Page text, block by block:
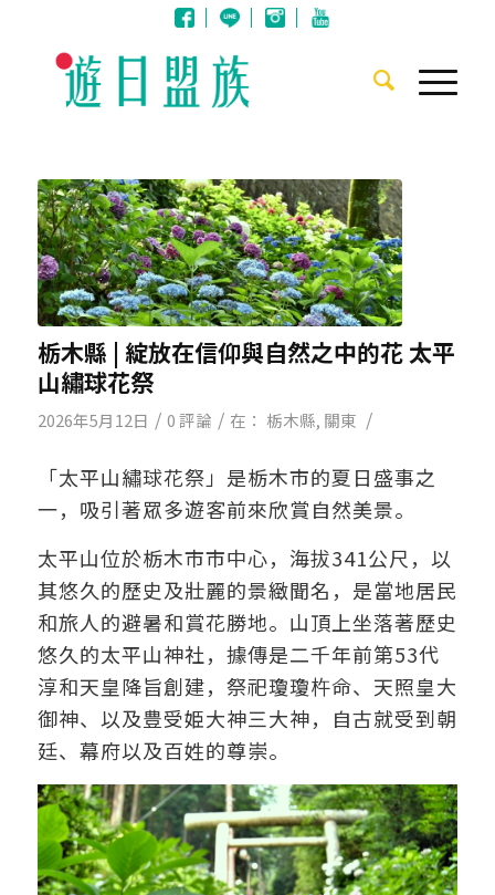
栃木縣 | 綻放在信仰與自然之中的花 太平
山繡球花祭
2026年5月12日 / 0 評論 / 在： 栃木縣, 關東 /
「太平山繡球花祭」 是栃木市的夏日盛事之
一， 吸引著眾多遊客前來欣賞自然美景。
太平山位於栃木市市中心， 海拔341公尺 ， 以
其悠久的歷史及壯麗的景緻聞名 ， 是當地居民
和旅人的避暑和賞花勝地。 山頂上坐落著歷史
悠久的太平山神社，據傳是二千年前第53代
淳和天皇降旨創建，祭祀瓊瓊杵命、天照皇大
御神、以及豊受姫大神三大神，自古就受到朝
廷、幕府以及百姓的尊崇。